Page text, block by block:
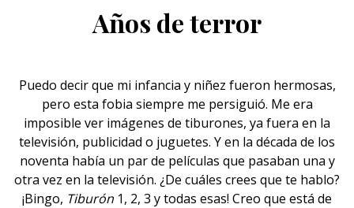
Años de terror
Puedo decir que mi infancia y niñez fueron hermosas,
pero esta fobia siempre me persiguió. Me era
imposible ver imágenes de tiburones, ya fuera en la
televisión, publicidad o juguetes. Y en la década de los
noventa había un par de películas que pasaban una y
otra vez en la televisión. ¿De cuáles crees que te hablo?
¡Bingo, Tiburón 1, 2, 3 y todas esas! Creo que está de